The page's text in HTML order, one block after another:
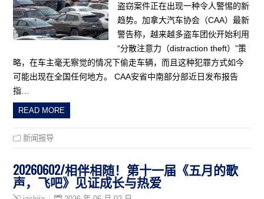
盗窃案件正在出现一种令人警惕的新
趋势。加拿大汽车协会（CAA）最新
警告称，越来越多盗车团伙开始利用
“分散注意力（distraction theft）”策
略，在车主毫无察觉的情况下偷走车辆，而且这种犯罪方式如今
可能出现在全国任何地方。 CAA安省中南部分部近日发布报告
指…
READ MORE
新闻报导
20260602/相伴相随！第十一届《五月的歌
声，飞吧》见证成长与热爱